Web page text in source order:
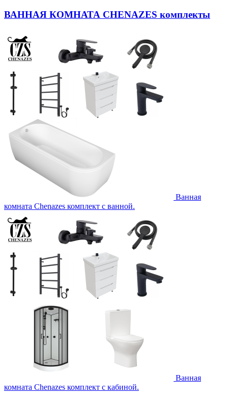
ВАННАЯ КОМНАТА CHENAZES комплекты
Ванная
комната Chenazes комплект с ванной.
Ванная
комната Chenazes комплект с кабиной.